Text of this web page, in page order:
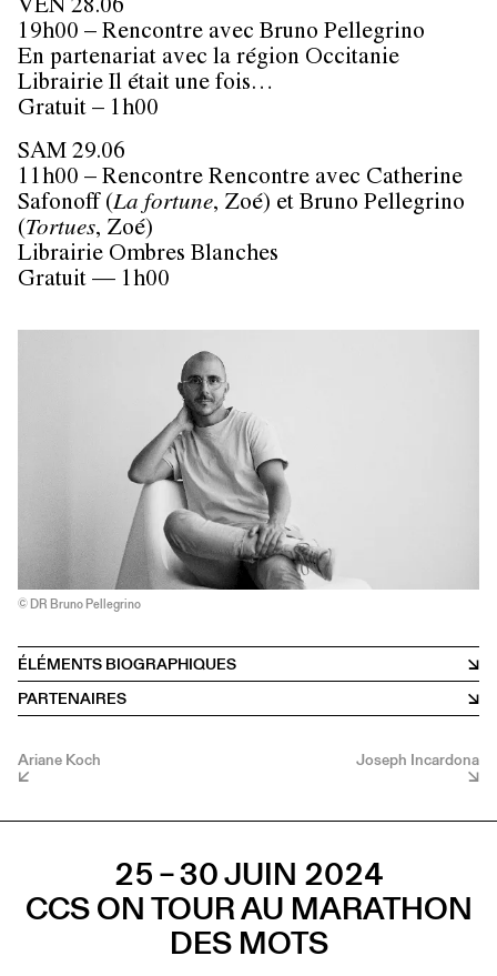
VEN 28.06
19h00 – Rencontre avec Bruno Pellegrino
En partenariat avec la région Occitanie
Librairie Il était une fois…
Gratuit – 1h00
SAM 29.06
11h00 – Rencontre Rencontre avec Catherine
Safonoff (La fortune, Zoé) et Bruno Pellegrino
(Tortues, Zoé)
Librairie Ombres Blanches
Gratuit — 1h00
© DR Bruno Pellegrino
ÉLÉMENTS BIOGRAPHIQUES
PARTENAIRES
Ariane Koch Joseph Incardona
25 – 30 JUIN 2024
CCS ON TOUR AU MARATHON
DES MOTS